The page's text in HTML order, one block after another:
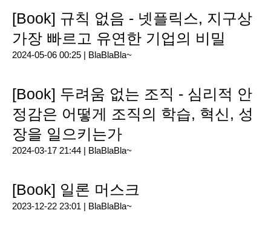
[Book] 규칙 없음 - 넷플릭스, 지구상
가장 빠르고 유연한 기업의 비밀
2024-05-06 00:25 | BlaBlaBla~
[Book] 두려움 없는 조직 - 심리적 안
정감은 어떻게 조직의 학습, 혁신, 성
장을 일으키는가
2024-03-17 21:44 | BlaBlaBla~
[Book] 일론 머스크
2023-12-22 23:01 | BlaBlaBla~